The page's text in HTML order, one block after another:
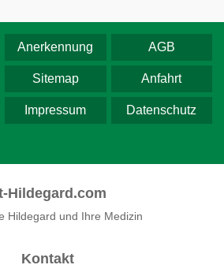
AGB
Anerkennung
Anfahrt
Sitemap
Datenschutz
Impressum
Hildegard.com
Hildegard und Ihre Medizin
Kontakt